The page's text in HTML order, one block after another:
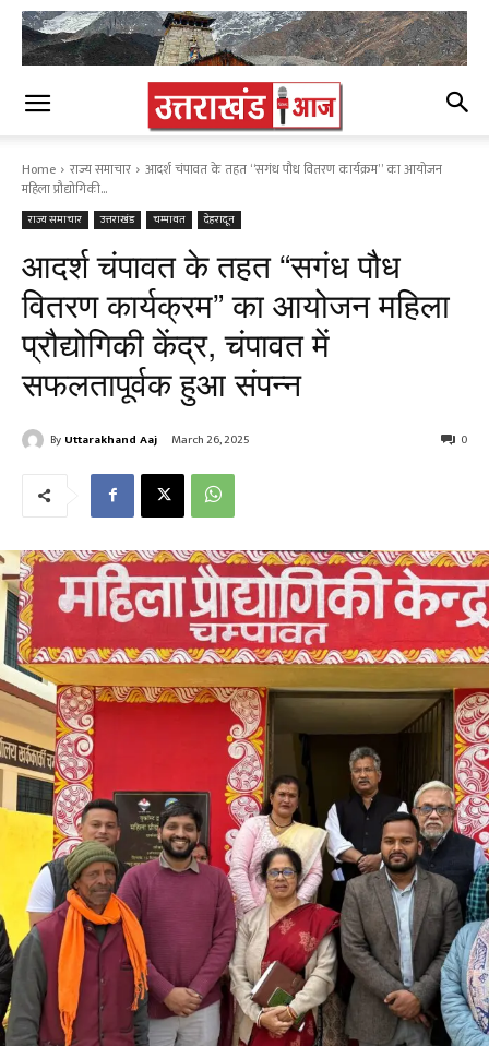
Home राज्य समाचार
आदर्श चंपावत के तहत “सगंध पौध वितरण कार्यक्रम” का आयोजन
महिला प्रौद्योगिकी...
राज्य समाचार उत्तराखंड चम्पावत देहरादून
आदर्श चंपावत के तहत “सगंध पौध
वितरण कार्यक्रम” का आयोजन महिला
प्रौद्योगिकी केंद्र, चंपावत में
सफलतापूर्वक हुआ संपन्न
By Uttarakhand Aaj March 26, 2025 0